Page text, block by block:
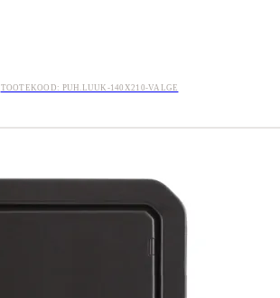
TOOTEKOOD: PUH.LUUK-140X210-VALGE